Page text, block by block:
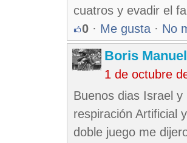
cuatros y evadir el
0 · Me gusta · No
Boris
1 de octubre
Buenos dias Israel
respiración Artificial
doble juego me